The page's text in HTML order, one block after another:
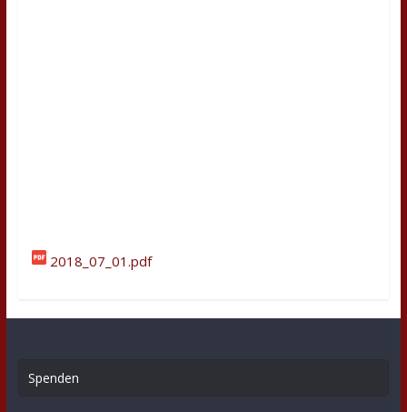
2018_07_01.pdf
Spenden